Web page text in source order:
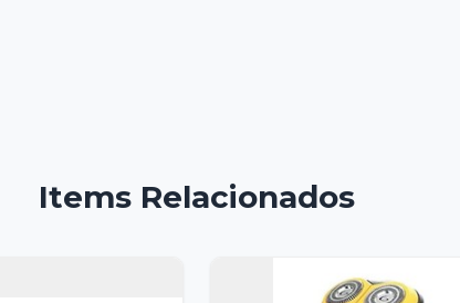
Items Relacionados